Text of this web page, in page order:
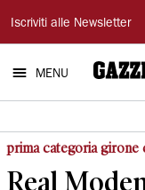
Gazzetta
di
Modena
Iscriviti alle Newsletter
MENU
prima categoria girone
Real